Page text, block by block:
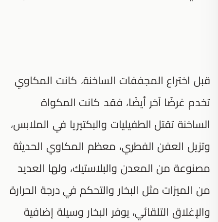
قبل اختراع المجففات الساخنة، كانت المكاوي
تخدم غرضًا آخر أيضًا، فقد كانت المكواة
الساخنة تقتل الطفيليات والبكتيريا في الملابس،
وتزيل العفن الفطري، معظم المكاوي الحديثة
مصنوعة من المعدن والبلاستيك، ولها العديد
من الميزات مثل البخار والتحكم في درجة الحرارة
والإغلاق التلقائي، يوفر البخار وسيلة إضافية